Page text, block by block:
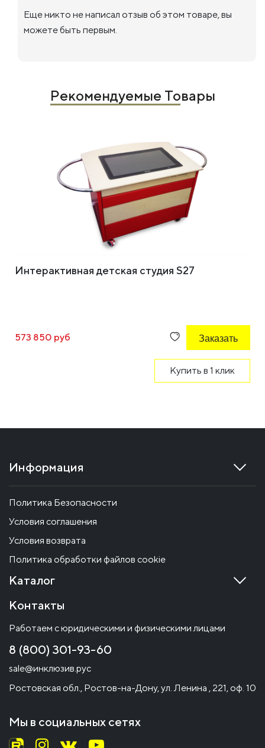
Еще никто не написал отзыв об этом товаре, вы
можете быть первым.
Рекомендуемые Товары
Интерактивная детская студия S27
573 850 руб Заказать
Купить в 1 клик
Информация
Политика Безопасности
Условия соглашения
Условия возврата
Политика обработки файлов cookie
Каталог
Контакты
Работаем с юридическими и физическими лицами
8 (800) 301-93-60
sale@инклюзив.рус
Ростовская обл., Ростов-на-Дону, ул. Ленина , 221, оф. 10
Мы в социальных сетях